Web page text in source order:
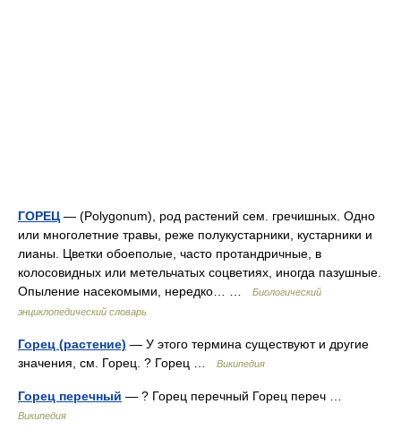
ГОРЕЦ — (Polygonum), род растений сем. гречишных. Одно
или многолетние травы, реже полукустарники, кустарники и
лианы. Цветки обоеполые, часто протандричные, в
колосовидных или метельчатых соцветиях, иногда пазушные.
Опыление насекомыми, нередко… …
Биологический
энциклопедический словарь
Горец (растение) — У этого термина существуют и другие
значения, см. Горец. ? Горец …
Википедия
Горец перечный — ? Горец перечный Горец переч …
Википедия